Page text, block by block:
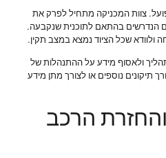
צוות המכניקה מתחיל לפרק את
הנדרשים בהתאם לתוכנית שנקבעה.
ולוודא שכל הציוד נמצא במצב תקין.
ולאסוף מידע על ההתנהלות של
תיקונים נוספים או לצורך מתן מידע
הרכב